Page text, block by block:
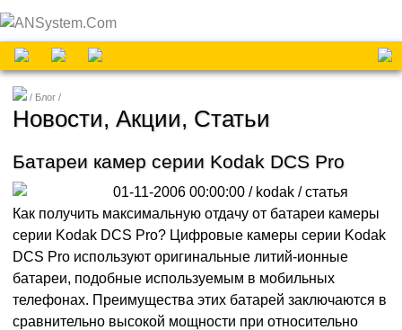
Блог
Новости, Акции, Статьи
Батареи камер серии Kodak DCS Pro
01-11-2006 00:00:00 / kodak / статья
Как получить максимальную отдачу от батареи камеры
серии Kodak DCS Pro? Цифровые камеры серии Kodak
DCS Pro используют оригинальные литий-ионные
батареи, подобные используемым в мобильных
телефонах. Преимущества этих батарей заключаются в
сравнительно высокой мощности при относительно